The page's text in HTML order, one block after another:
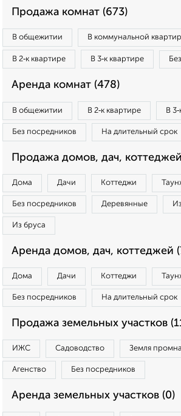
Продажа комнат (673)
В общежитии В коммунальной
В 2‑к квартире В 3‑к квартире
Аренда комнат (478)
В общежитии В 2‑к квартире В
Без посредников На длительный срок
Продажа домов, дач,
Дома Дачи Коттеджи
Без посредников Деревянные
Из бруса
Аренда домов, дач, коттеджей
Дома Дачи Коттеджи
Без посредников На длительный срок
Продажа земельных участков
ИЖС Садоводство Земля
Агенство Без посредников
Аренда земельных участков (0)